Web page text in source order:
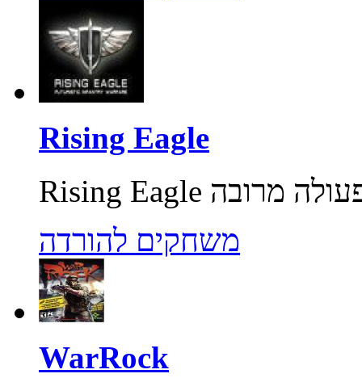
Rising Eagle
משחקים להורדה
WarRock